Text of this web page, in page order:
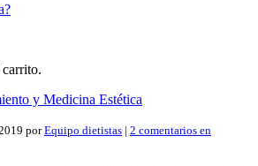
y Medicina Estética
porEquipo dietistas | 2 comentarios en